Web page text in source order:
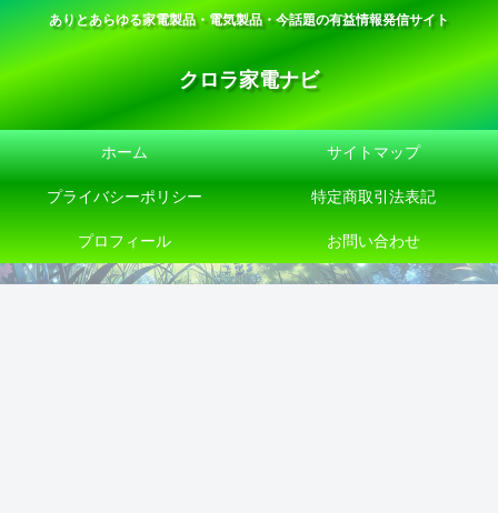
ありとあらゆる家電製品・電気製品・今話題の有益情報発信サイト
クロラ家電ナビ
ホーム サイトマップ
プライバシーポリシー 特定商取引法表記
プロフィール お問い合わせ